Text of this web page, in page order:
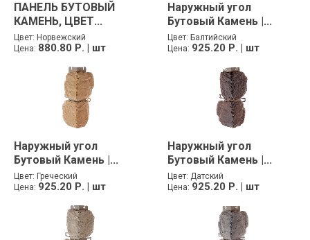
ПАНЕЛЬ БУТОВЫЙ
КАМЕНЬ, ЦВЕТ...
Цвет: Норвежский
Цена: 880.80 Р. | шт
Наружный угол
Бутовый Камень |...
Цвет: Балтийский
Цена: 925.20 Р. | шт
Наружный угол
Бутовый Камень |...
Цвет: Греческий
Цена: 925.20 Р. | шт
Наружный угол
Бутовый Камень |...
Цвет: Датский
Цена: 925.20 Р. | шт